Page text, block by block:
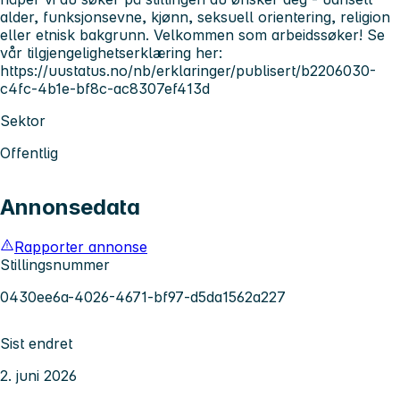
alder, funksjonsevne, kjønn, seksuell orientering, religion
eller etnisk bakgrunn. Velkommen som arbeidssøker! Se
vår tilgjengelighetserklæring her:
https://uustatus.no/nb/erklaringer/publisert/b2206030-
c4fc-4b1e-bf8c-ac8307ef413d
Sektor
Offentlig
Annonsedata
Rapporter annonse
Stillingsnummer
0430ee6a-4026-4671-bf97-d5da1562a227
Sist endret
2. juni 2026